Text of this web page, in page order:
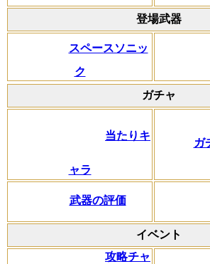
登場武器
スペースソニッ
ク
ガチャ
当たりキ
ャラ
ガ
武器の評価
イベント
攻略チャ